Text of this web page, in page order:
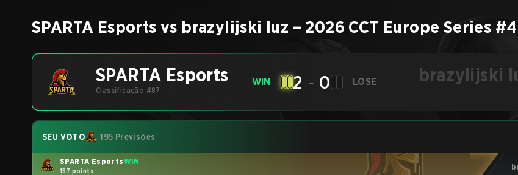
SPARTA Esports vs brazylijski luz – 2026 CCT Europe Series #4
SPARTA Esports
Classificação #87
WIN 2 - 0 LOSE brazylijski
SEU VOTO 195 Previsões
SPARTA EsportsWIN
157 points